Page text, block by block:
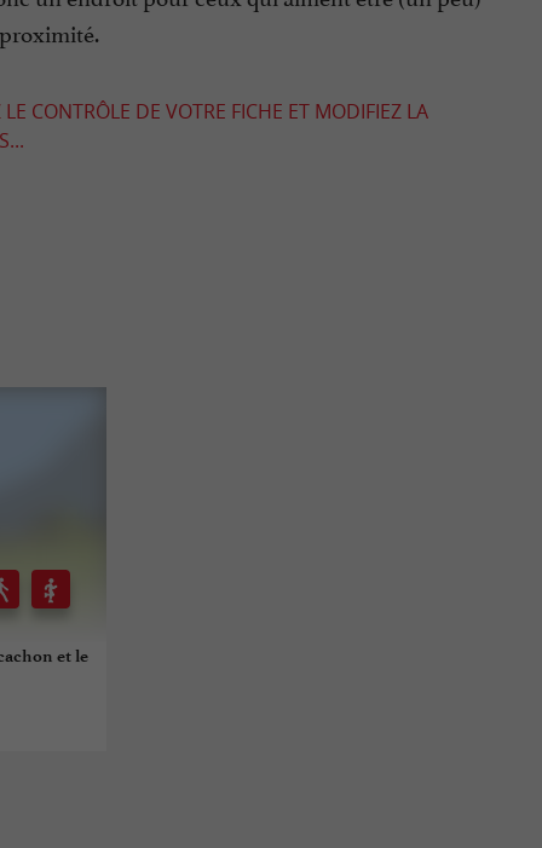
CONTRÔLE DE VOTRE FICHE ET MODIFIEZ LA
et le